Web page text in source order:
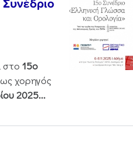
στο 15ο
χορηγός
2025...